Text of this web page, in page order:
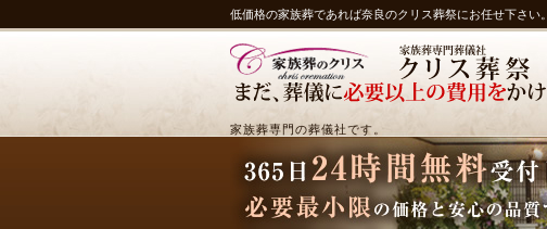
低価格の家族葬であれば奈良のクリス葬祭にお任せ下さい。
家族葬専門の葬儀社です。